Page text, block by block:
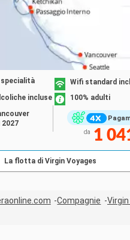
Wifi standard
incluse
100% adulti
da 1
2027
La flotta di Virgin Voyages
Compagnie